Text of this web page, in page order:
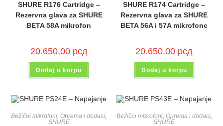
SHURE R176 Cartridge –
Rezervna glava za SHURE
BETA 58A mikrofon
20.650,00 рсд
Dodaj u korpu
SHURE R174 Cartridge –
Rezervna glava za SHURE
BETA 56A i 57A mikrofone
20.650,00 рсд
Dodaj u korpu
Bežični mikrofoni,Oprema i dodaci,
SHURE
Bežični mikrofoni, Oprema i dodaci,
SHURE